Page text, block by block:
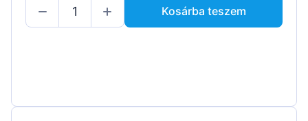
Kosárba teszem